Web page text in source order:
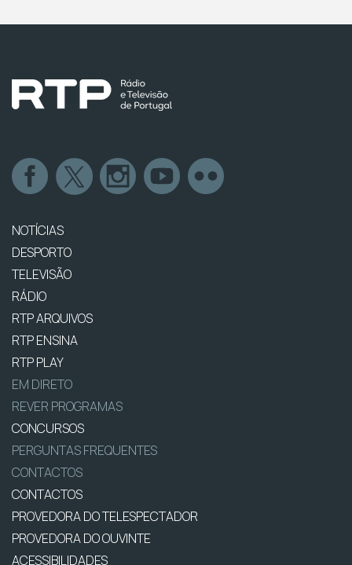
NOTÍCIAS
DESPORTO
TELEVISÃO
RÁDIO
RTP ARQUIVOS
RTP ENSINA
RTP PLAY
EM DIRETO
REVER PROGRAMAS
CONCURSOS
PERGUNTAS FREQUENTES
CONTACTOS
CONTACTOS
PROVEDORA DO TELESPECTADOR
PROVEDORA DO OUVINTE
ACESSIBILIDADES